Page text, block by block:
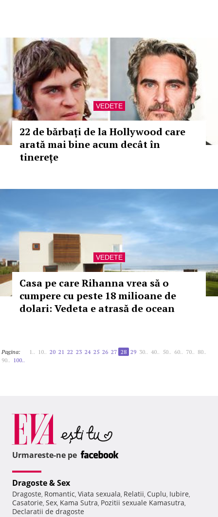
VEDETE
22 de bărbați de la Hollywood care
arată mai bine acum decât în
tinerețe
VEDETE
Casa pe care Rihanna vrea să o
cumpere cu peste 18 milioane de
dolari: Vedeta e atrasă de ocean
Pagina: 1.. 10.. 20 21 22 23 24 25 26 27 28 29 30.. 40.. 50.. 60.. 70.. 80..
90.. 100..
Urmareste-ne pe
Dragoste & Sex
Dragoste, Romantic, Viata sexuala, Relatii, Cuplu, Iubire,
Casatorie, Sex, Kama Sutra, Pozitii sexuale Kamasutra,
Declaratii de dragoste